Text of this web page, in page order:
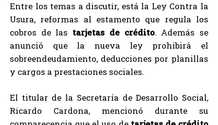
Entre los temas a discutir, está la Ley Contra la
Usura, reformas al estamento que regula los
cobros de las tarjetas de crédito. Además se
anunció que la nueva ley prohibirá el
sobreendeudamiento, deducciones por planillas
y cargos a prestaciones sociales.
El titular de la Secretaría de Desarrollo Social,
Ricardo Cardona, mencionó durante su